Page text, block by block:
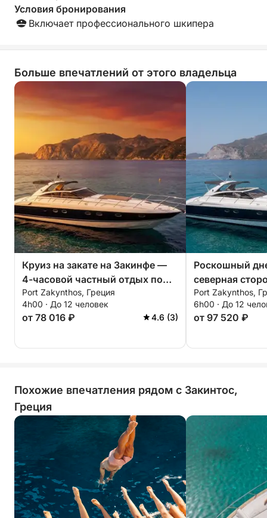
спорта в местном центре водных видов спорта
(при наличии возможности и за дополнительную
Условия бронирования
Включает профессионального шкипера
Больше впечатлений от этого владельца
Круиз на закате на Закинфе —
4-часовой частный отдых по
системе «всё включено»
Port Zakynthos, Греция
4h00 · До 12 человек
от 78 016 ₽ 4.6 (3)
Роскошный
северная
Port Zakynthos,
6h00 · До 12
от 97 520 ₽
Похожие впечатления рядом с Закинтос,
Греция